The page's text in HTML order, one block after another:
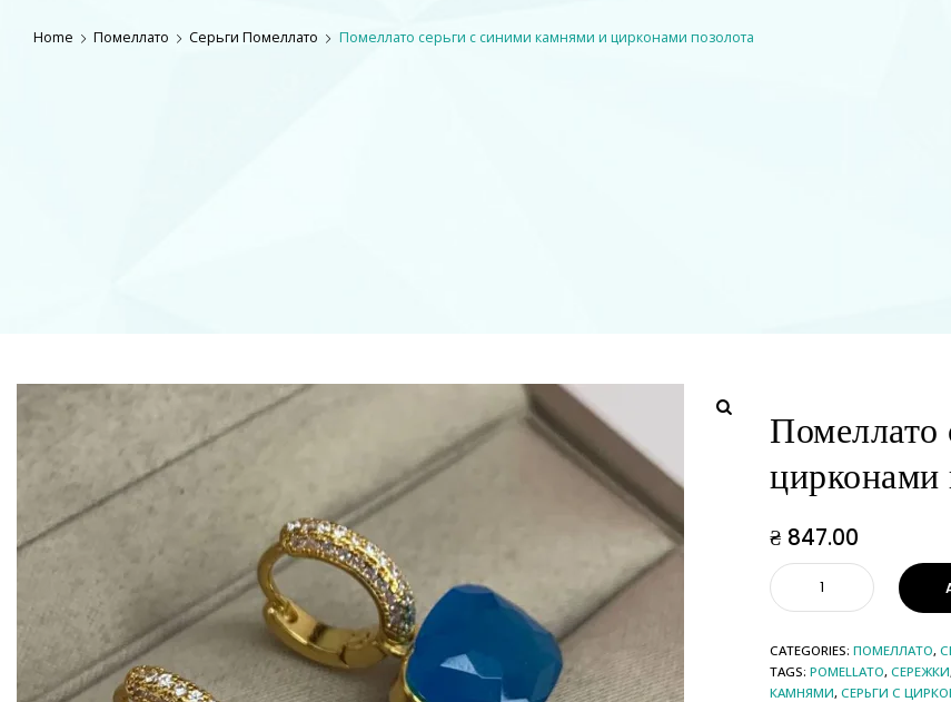
Home Помеллато Серьги Помеллато Помеллато серьги с синими камнями и цирконами позолота
Помеллато
цирконами
₴ 847.00
CATEGORIES: ПОМЕЛЛАТО,
TAGS: POMELLATO, СЕРЕЖКИ
КАМНЯМИ, СЕРЬГИ С